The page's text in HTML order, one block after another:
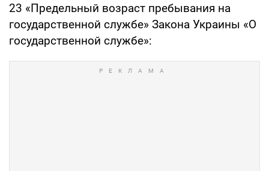
23 «Предельный возраст пребывания на
государственной службе» Закона Украины «О
государственной службе»: